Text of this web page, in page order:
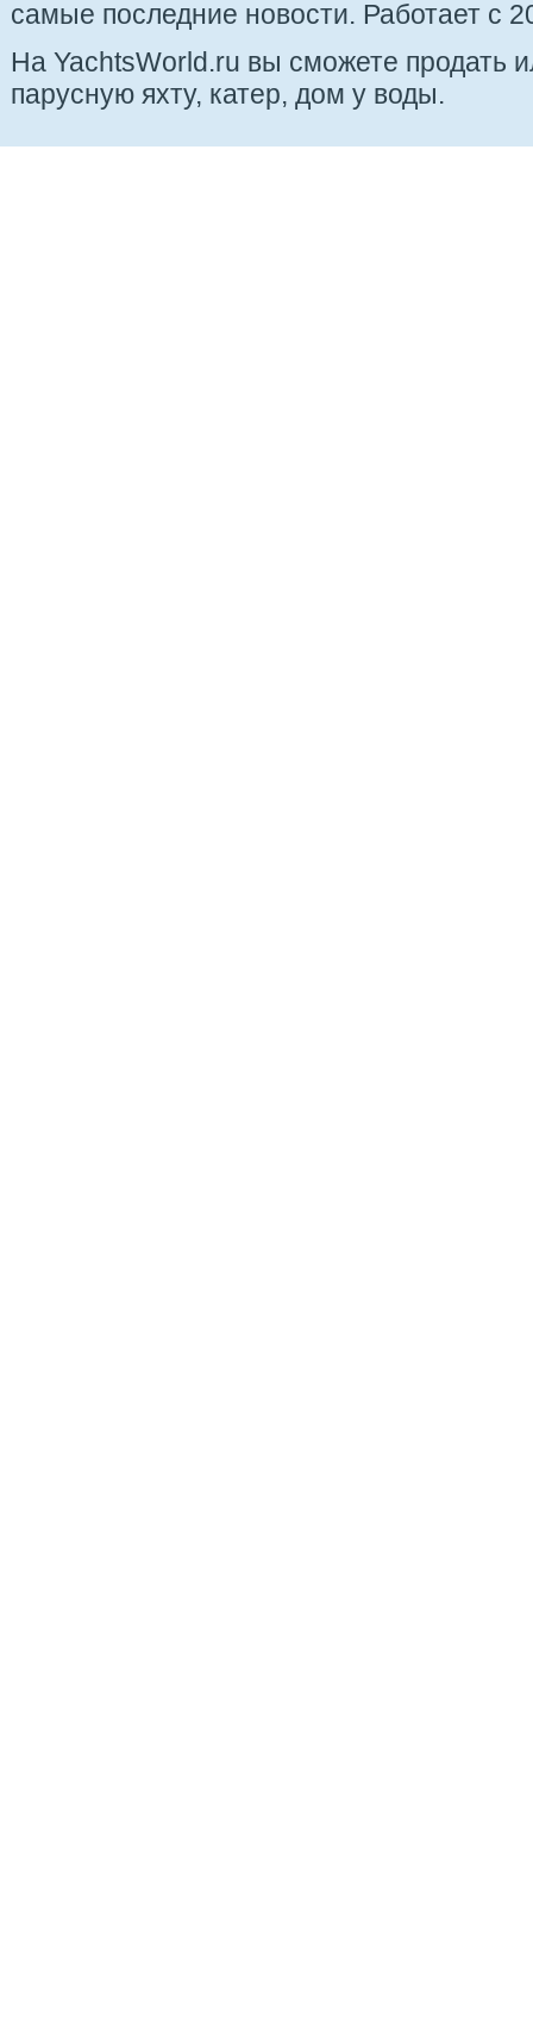
самые последние новости. Работает с
На YachtsWorld.ru вы сможете продать
парусную яхту, катер, дом у воды.